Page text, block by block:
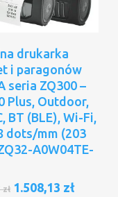
Do Koszyka
drukarka
i paragonów
seria ZQ300 –
Plus, Outdoor,
BT (BLE), Wi-Fi,
dots/mm (203
A0W04TE-
zł Pierwotna
1.508,13 zł